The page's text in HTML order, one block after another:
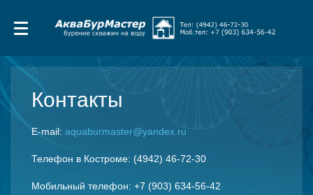
Контакты
E-mail: aquaburmaster@yandex.ru
Телефон в Костроме: (4942) 46-72-30
Мобильный телефон: +7 (903) 634-56-42